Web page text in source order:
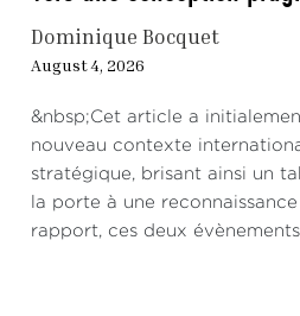
Dominique Bocquet
August 4, 2026
&nbsp;Cet article a
nouveau contexte
stratégique, brisant ainsi un
la porte à une
rapport, ces deux évènements